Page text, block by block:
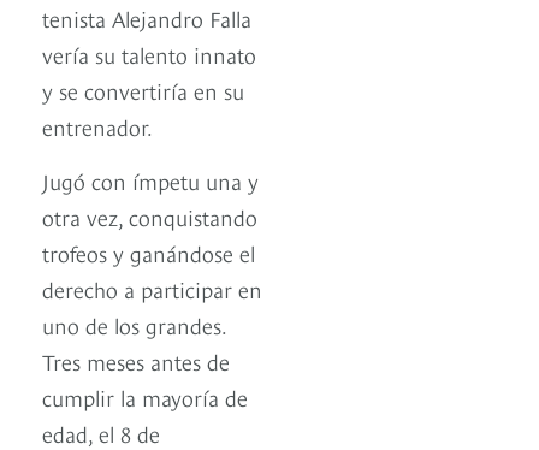
tenista Alejandro Falla
vería su talento innato
y se convertiría en su
entrenador.
Jugó con ímpetu una y
otra vez, conquistando
trofeos y ganándose el
derecho a participar en
uno de los grandes.
Tres meses antes de
cumplir la mayoría de
edad, el 8 de